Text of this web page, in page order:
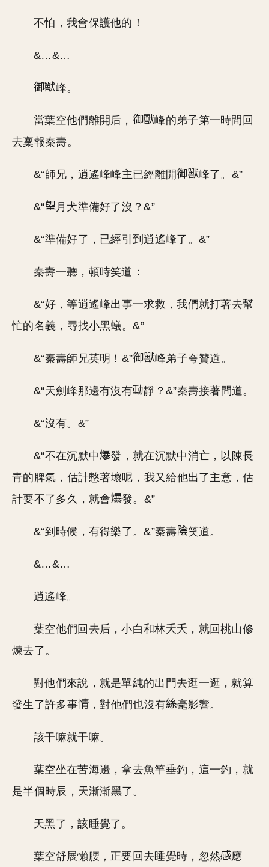
不怕，我會保護他的！
&…&…
峰。
當葉空他們離開后，
峰的弟子第一時間回
去稟報秦壽。
&“師兄，逍遙峰峰主已經離開 峰了。&”
&“ 月犬準備好了沒？&”
&“準備好了，已經引到逍遙峰了。&”
秦壽一聽，頓時笑道：
&“好，等逍遙峰出事一求救，我們就打著去幫
忙的名義，尋找小黑蟻。&”
&“秦壽師兄英明！&” 峰弟子夸贊道。
&“天劍峰那邊有沒有 靜？&”秦壽接著問道。
&“沒有。&”
&“不在沉默中
發，就在沉默中消亡，以陳長
青的脾氣，估計憋著壞呢，我又給他出了主意，估
計要不了多久，就會
發。&”
&“到時候，有得樂了。&”秦壽 笑道。
&…&…
逍遙峰。
葉空他們回去后，小白和林夭夭，就回桃山修
煉去了。
對他們來說，就是單純的出門去逛一逛，就算
發生了許多事
，對他們也沒有 毫影響。
該干嘛就干嘛。
葉空坐在苦海邊，拿去魚竿垂釣，這一釣，就
是半個時辰，天漸漸黑了。
天黑了，該睡覺了。
葉空舒展懶腰，正要回去睡覺時，忽然 應